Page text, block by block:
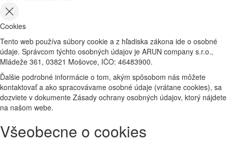
Cookies
Tento web používa súbory cookie a z hľadiska zákona ide o osobné
údaje. Správcom týchto osobných údajov je ARUN company s.r.o.,
Mládeže 361, 03821 Mošovce, IČO: 46483900.
Ďalšie podrobné informácie o tom, akým spôsobom nás môžete
kontaktovať a ako spracovávame osobné údaje (vrátane cookies), sa
dozviete v dokumente Zásady ochrany osobných údajov, ktorý nájdete
na našom webe.
Všeobecne o cookies